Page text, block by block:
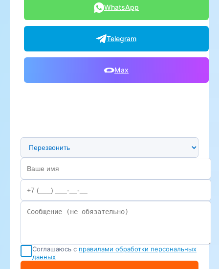
WhatsApp
Telegram
Max
Предпочтительный способ связи
Соглашаюсь с правилами обработки персональных
данных